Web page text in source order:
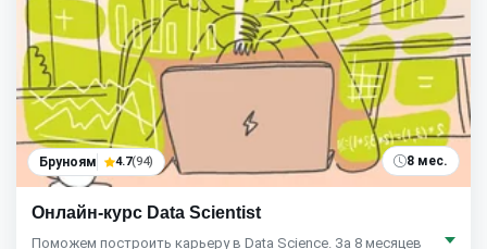
Бруноям 4.7(94) 8 мес.
Онлайн-курс Data Scientist
Поможем построить карьеру в Data Science. За 8 месяцев